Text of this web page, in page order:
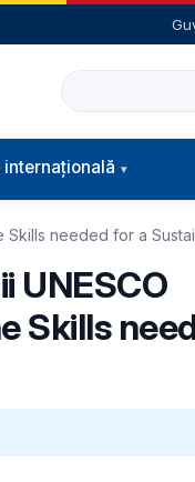
Caută
internațională
Skills needed for a
UNESCO
Skills